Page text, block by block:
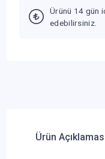
Ürünü 14 gün
edebilirsiniz.
Ürün